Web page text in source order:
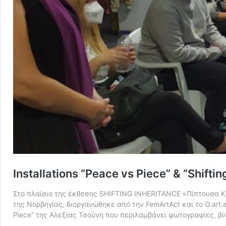
Installations “Peace vs Piece” &
Στο πλαίσιο της έκθεσης SHIFTING INHERITANCE «Πίπτουσα
της Νορβηγίας, διοργανώθηκε από την FemArtAct και το
Piece“ της Αλεξίας Τσούνη που περιλαμβάνει φωτογραφίες,